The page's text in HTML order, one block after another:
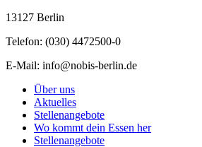
13127 Berlin
Telefon: (030) 4472500-0
E-Mail: info@nobis-berlin.de
Über uns
Aktuelles
Stellenangebote
Wo kommt dein Essen her
Stellenangebote